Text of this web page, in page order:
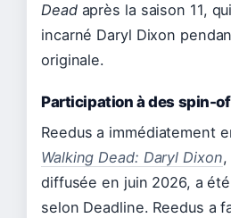
Deadaprès la saison 11,
incarné Daryl Dixon
originale.
Participation à des spin-
Reedus a immédiatement
Walking Dead: Daryl Dixon,
diffusée en juin 2026, a
selon Deadline. Reedus a